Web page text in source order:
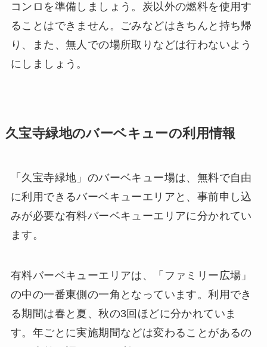
コンロを準備しましょう。炭以外の燃料を使用す
ることはできません。ごみなどはきちんと持ち帰
り、また、無人での場所取りなどは行わないよう
にしましょう。
久宝寺緑地のバーベキューの利用情報
「久宝寺緑地」のバーベキュー場は、無料で自由
に利用できるバーベキューエリアと、事前申し込
みが必要な有料バーベキューエリアに分かれてい
ます。
有料バーベキューエリアは、「ファミリー広場」
の中の一番東側の一角となっています。利用でき
る期間は春と夏、秋の3回ほどに分かれていま
す。年ごとに実施期間などは変わることがあるの